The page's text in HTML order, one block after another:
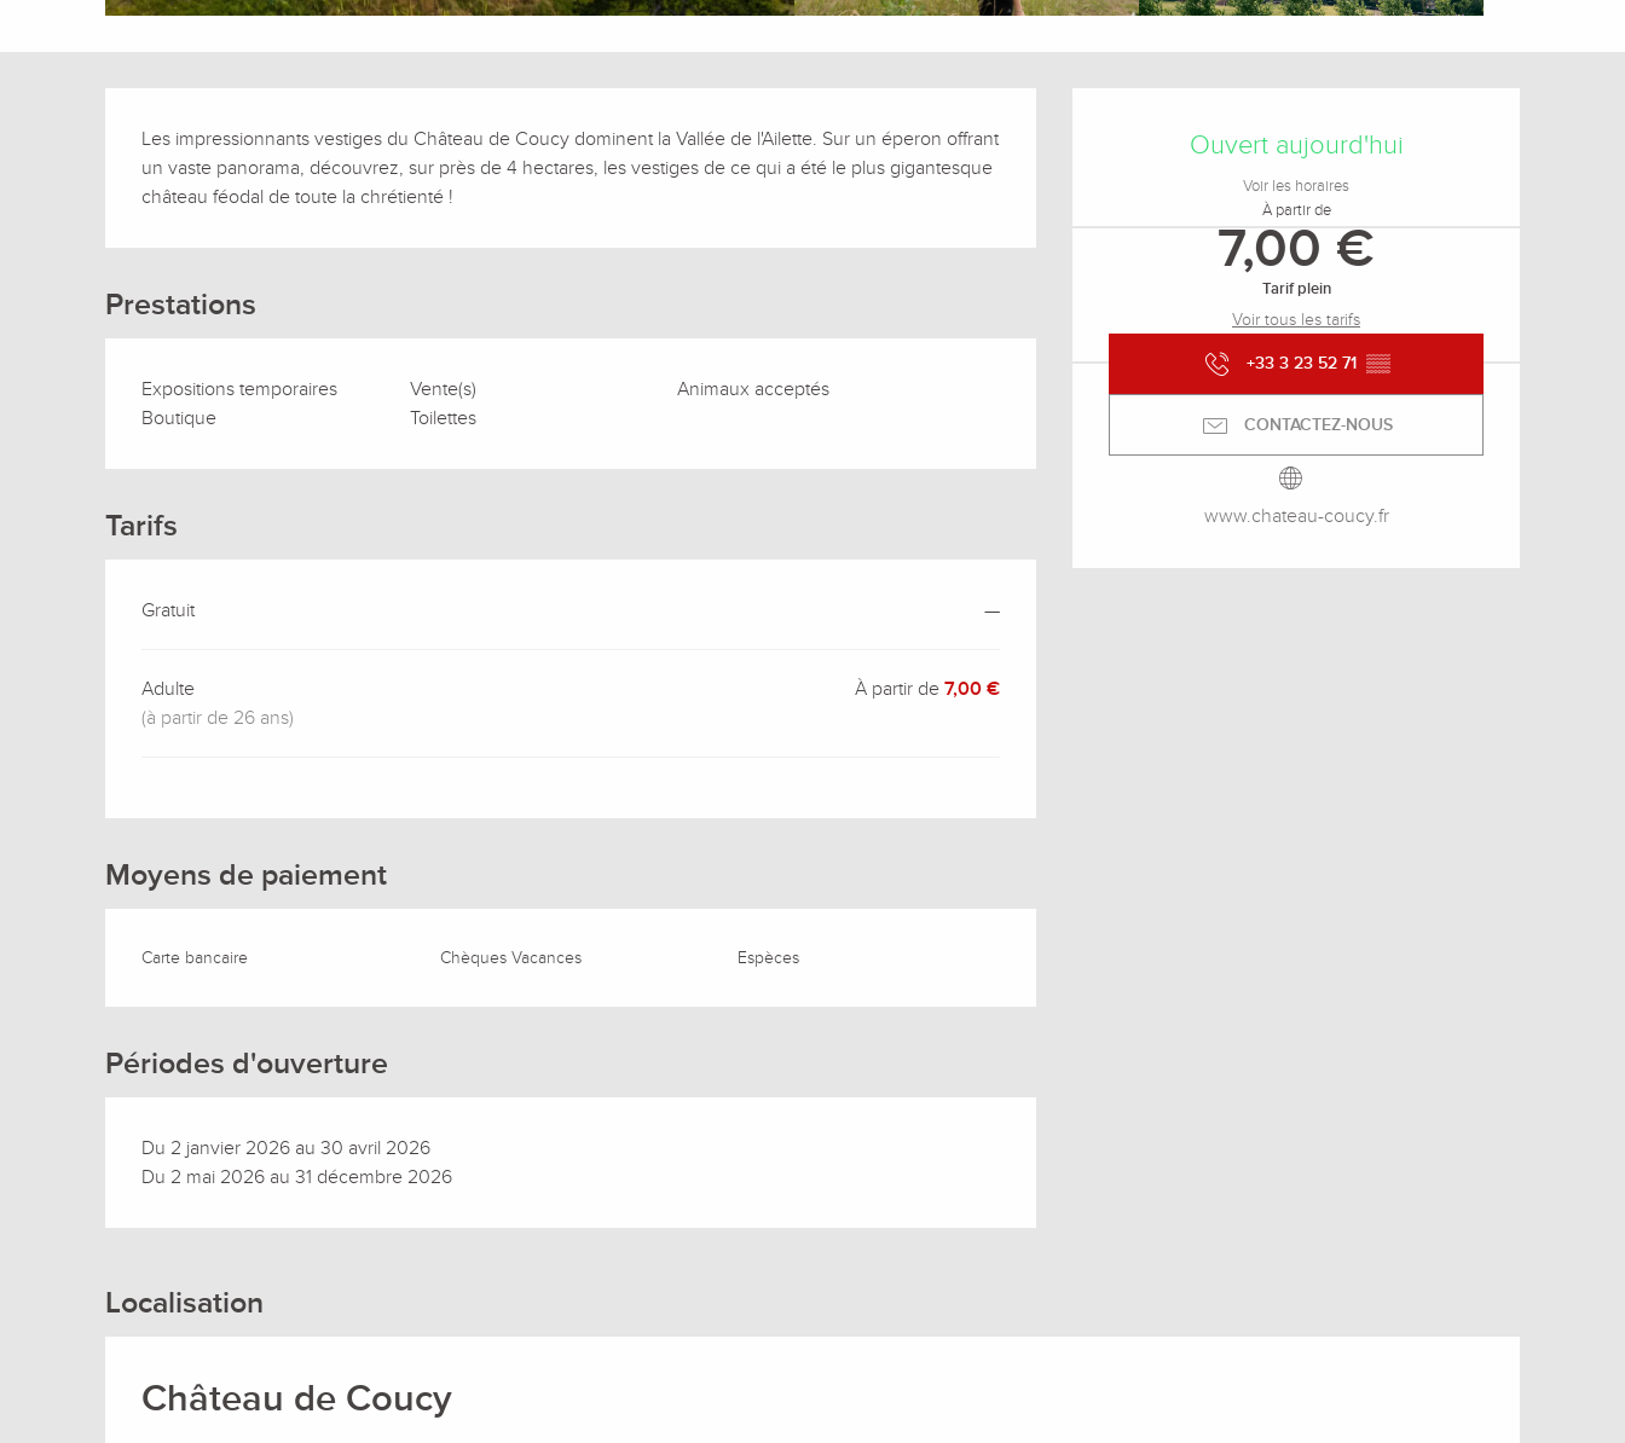
Ouverture et
Ouvert aujourd'hui
Voir les horaires
À partir de
7,00 €
Tarif plein
Voir tous les tarifs
+33 3 23 52 71 ▒▒
CONTACTEZ-NOUS
www.chateau-coucy.fr
Description
Les impressionnants vestiges du Château de Coucy dominent la Vallée de l'Ailette. Sur un éperon offrant
un vaste panorama, découvrez, sur près de 4 hectares, les vestiges de ce qui a été le plus gigantesque
château féodal de toute la chrétienté !
Prestations
Expositions temporaires Vente(s)
Animaux acceptés
Boutique
Toilettes
Tarifs
Gratuit —
Adulte
(à partir de 26 ans)
À partir de7,00 €
Moyens de paiement
Carte bancaire Chèques Vacances Espèces
Périodes d'ouverture
Du 2 janvier 2026 au 30 avril 2026
Du 2 mai 2026 au 31 décembre 2026
Localisation
Château de Coucy